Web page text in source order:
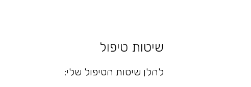
שיטות טיפול
להלן שיטות הטיפול שלי: